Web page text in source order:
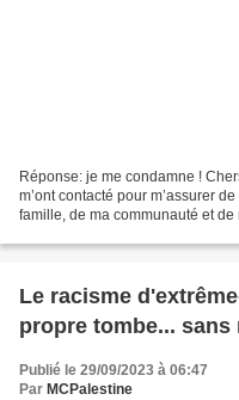
Réponse: je me condamne !
m’ont contacté pour m’assurer
famille, de ma communauté et
Le racisme
propre tombe... sans
Publié le 29/09/2023 à 06:47
Par MCPalestine